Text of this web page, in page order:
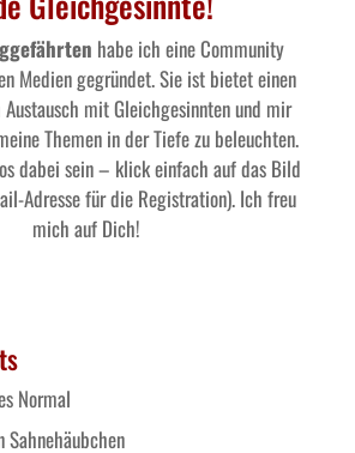
habe ich eine Community
Medien gegründet. Sie ist bietet einen
Austausch mit Gleichgesinnten und mir
Themen in der Tiefe zu beleuchten.
dabei sein – klick einfach auf das Bild
Adresse für die Registration). Ich freu
mich auf Dich!
Normal